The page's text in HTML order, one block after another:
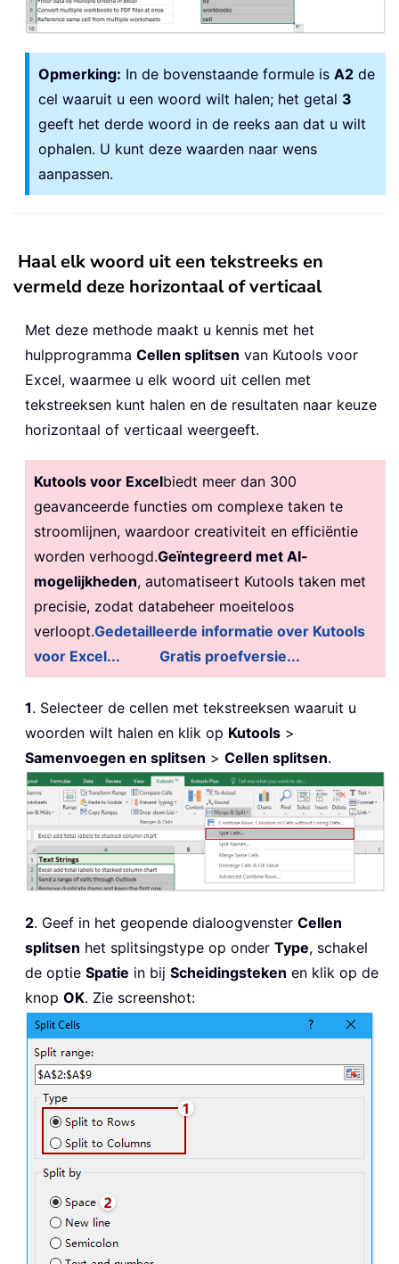
Opmerking: In de bovenstaande formule is A2 de
cel waaruit u een woord wilt halen; het getal 3
geeft het derde woord in de reeks aan dat u wilt
ophalen. U kunt deze waarden naar wens
aanpassen.
Haal elk woord uit een tekstreeks en
vermeld deze horizontaal of verticaal
Met deze methode maakt u kennis met het
hulpprogramma Cellen splitsen van Kutools voor
Excel, waarmee u elk woord uit cellen met
tekstreeksen kunt halen en de resultaten naar keuze
horizontaal of verticaal weergeeft.
Kutools voor Excelbiedt meer dan 300
geavanceerde functies om complexe taken te
stroomlijnen, waardoor creativiteit en efficiëntie
worden verhoogd.Geïntegreerd met AI-
mogelijkheden, automatiseert Kutools taken met
precisie, zodat databeheer moeiteloos
verloopt.Gedetailleerde informatie over Kutools
voor Excel...
Gratis proefversie...
1. Selecteer de cellen met tekstreeksen waaruit u
woorden wilt halen en klik op Kutools >
Samenvoegen en splitsen > Cellen splitsen.
2. Geef in het geopende dialoogvenster Cellen
splitsen het splitsingstype op onder Type, schakel
de optie Spatie in bij Scheidingsteken en klik op de
knop OK. Zie screenshot: